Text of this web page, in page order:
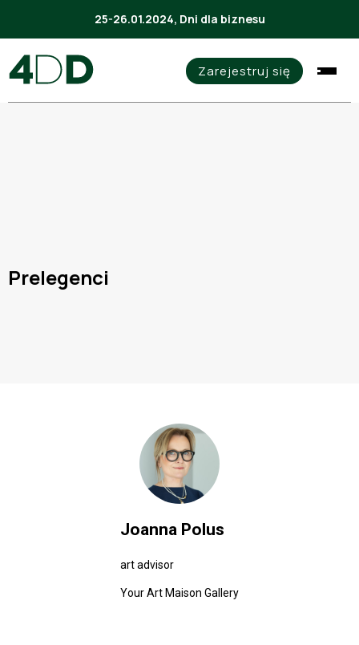
25-26.01.2024, Dni dla biznesu
Zarejestruj się
Prelegenci
Joanna Polus
art advisor
Your Art Maison Gallery